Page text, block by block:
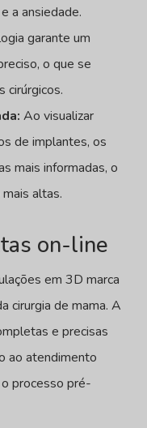
a ansiedade.
garante um
o que se
cirúrgicos.
Ao visualizar
de implantes, os
mais informadas, o
altas.
on-line
em 3D marca
cirurgia de mama. A
e precisas
ao atendimento
processo pré-